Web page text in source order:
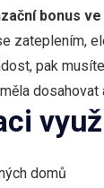
bonus ve
zateplením,
pak
dosahovat
domů